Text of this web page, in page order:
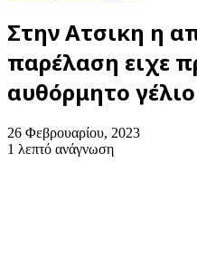
Στην Ατσικη η
παρέλαση ειχε
αυθόρμητο γέλιο
26 Φεβρουαρίου, 2023
1 λεπτό ανάγνωση